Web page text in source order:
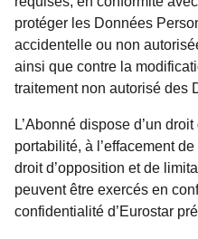
protéger les Données
accidentelle ou non
ainsi que contre la
traitement non autorisé des
L’Abonné dispose d’un
portabilité, à l’effacement
droit d’opposition et de
peuvent être exercés en
confidentialité d’Eurostar